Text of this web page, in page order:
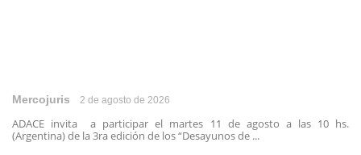
Mercojuris 2 de agosto de 2026
ADACE invita a participar el martes 11 de agosto a las 10 hs.
(Argentina) de la 3ra edición de los “Desayunos de ...